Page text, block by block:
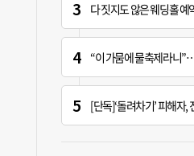
다 짓지도 않은 웨딩홀 예약 꽉 채
“이 가뭄에 물축제라니
[단독]‘돌려차기’ 피해자, 진종오 사